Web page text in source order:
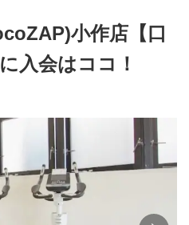
小作店【口
入会はココ！